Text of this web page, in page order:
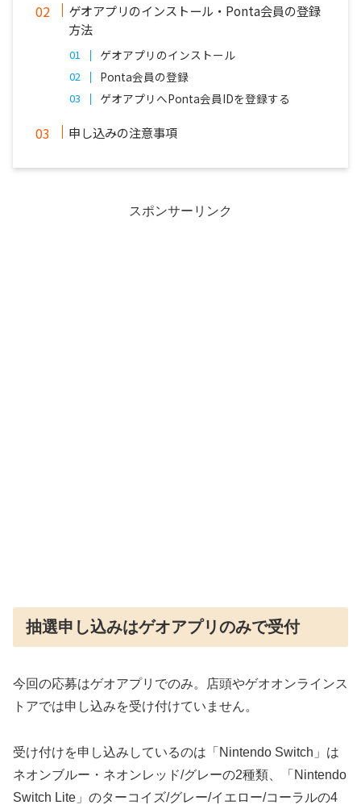
ゲオアプリのインストール・Ponta会員の登録
方法
ゲオアプリのインストール
Ponta会員の登録
ゲオアプリへPonta会員IDを登録する
申し込みの注意事項
スポンサーリンク
抽選申し込みはゲオアプリのみで受付
今回の応募はゲオアプリでのみ。店頭やゲオオンラインス
トアでは申し込みを受け付けていません。
受け付けを申し込みしているのは「Nintendo Switch」は
ネオンブルー・ネオンレッド/グレーの2種類、「Nintendo
Switch Lite」のターコイズ/グレー/イエロー/コーラルの4